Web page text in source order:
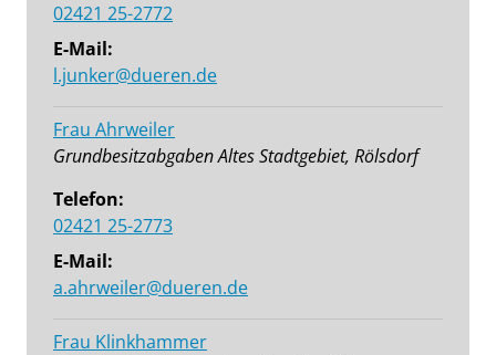
02421 25-2772
E-Mail:
l.junker@dueren.de
Frau Ahrweiler
Grundbesitzabgaben Altes Stadtgebiet, Rölsdorf
Telefon:
02421 25-2773
E-Mail:
a.ahrweiler@dueren.de
Frau Klinkhammer